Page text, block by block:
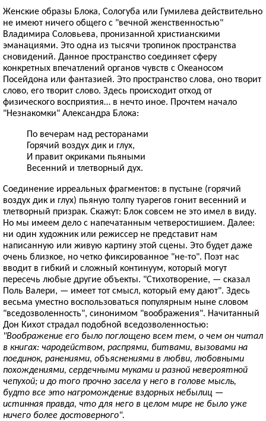
Женские образы Блока, Сологуба или Гумилева действительно
не имеют ничего общего с "вечной женственностью"
Владимира Соловьева, пронизанной христианскими
эманациями. Это одна из тысячи тропинок пространства
сновидений. Данное пространство соединяет сферу
конкретных впечатлений органов чувств с Океаносом
Посейдона или фантазией. Это пространство слова, оно творит
слово, его творит слово. Здесь происходит отход от
физического восприятия… в нечто иное. Прочтем начало
"Незнакомки" Александра Блока:
По вечерам над ресторанами
Горячий воздух дик и глух,
И правит окриками пьяными
Весенний и тлетворный дух.
Соединение ирреальных фрагментов: в пустыне (горячий
воздух дик и глух) пьяную толпу туарегов гонит весенний и
тлетворный призрак. Скажут: Блок совсем не это имел в виду.
Но мы имеем дело с напечатанным четверостишием. Далее:
ни один художник или режиссер не представит нам
написанную или живую картину этой сцены. Это будет даже
очень близкое, но четко фиксированное "не-то". Поэт нас
вводит в гибкий и сложный континуум, который могут
пересечь любые другие объекты. "Стихотворение, — сказал
Поль Валери, — имеет тот смысл, который ему дают". Здесь
весьма уместно воспользоваться популярным ныне словом
"вседозволенность", синонимом "воображения". Начитанный
Дон Кихот страдал подобной вседозволенностью:
"Воображение его было поглощено всем тем, о чем он читал
в книгах: чародейством, распрями, битвами, вызовами на
поединок, ранениями, объяснениями в любви, любовными
похождениями, сердечными муками и разной невероятной
чепухой; и до того прочно засела у него в голове мысль,
будто все это нагромождение вздорных небылиц —
истинная правда, что для него в целом мире не было уже
ничего более достоверного".